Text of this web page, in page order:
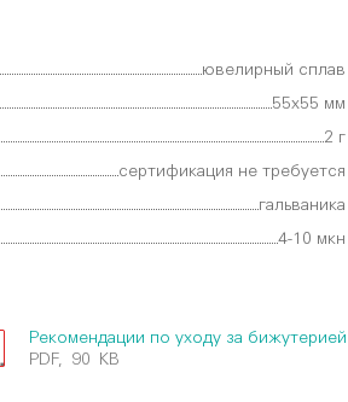
ювелирный сплав
55х55 мм
2 г
сертификация не требуется
гальваника
4-10 мкн
Рекомендации по уходу за бижутерией
PDF, 90 KB